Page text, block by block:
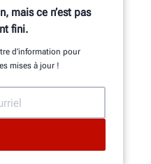
en
et en génie
QUALITÉ
mais ce n’est pas
fini.
d’information pour
mises à jour !